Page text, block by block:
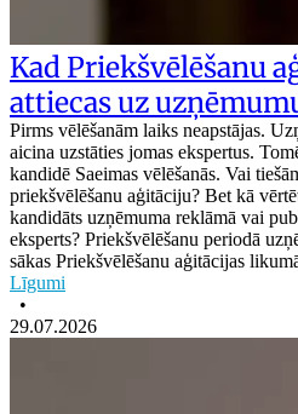
Kad Priekšvēlēšanu
attiecas uz
Pirms vēlēšanām laiks neapstājas.
aicina uzstāties jomas ekspertus.
kandidē Saeimas vēlēšanās. Vai
priekšvēlēšanu aģitāciju? Bet kā
kandidāts uzņēmuma reklāmā vai
eksperts? Priekšvēlēšanu periodā
sākas Priekšvēlēšanu aģitācijas
Līgumi
•
29.07.2026